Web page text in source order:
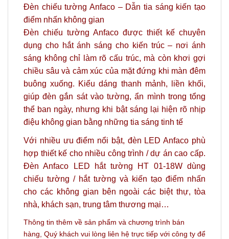
Đèn chiếu tường Anfaco – Dẫn tia sáng kiến tạo
điểm nhấn không gian
Đèn chiếu tường Anfaco được thiết kế chuyên
dụng cho hắt ánh sáng cho kiến trúc – nơi ánh
sáng không chỉ làm rõ cấu trúc, mà còn khơi gợi
chiều sâu và cảm xúc của mặt đứng khi màn đêm
buông xuống. Kiểu dáng thanh mảnh, liền khối,
giúp đèn gắn sát vào tường, ẩn mình trong tổng
thể ban ngày, nhưng khi bật sáng lại hiện rõ nhịp
điệu không gian bằng những tia sáng tinh tế
Với nhiều ưu điểm nổi bật, đèn LED Anfaco phù
hợp thiết kế cho nhiều công trình / dự án cao cấp.
Đèn Anfaco LED hắt tường HT 01-18W dùng
chiếu tường / hắt tường và kiến tạo điểm nhấn
cho các không gian bên ngoài các biệt thự, tòa
nhà, khách sạn, trung tâm thương mại…
Thông tin thêm về sản phẩm và chương trình bán
hàng, Quý khách vui lòng liên hệ trực tiếp với công ty để